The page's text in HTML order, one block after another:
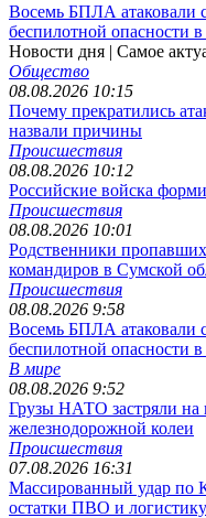
Восемь БПЛА атаковали
беспилотной опасности
Новости дня | Самое
Общество
08.08.2026 10:15
Почему прекратились
назвали причины
Происшествия
08.08.2026 10:12
Российские войска
Происшествия
08.08.2026 10:01
Родственники
командиров в Сумской
Происшествия
08.08.2026 9:58
Восемь БПЛА атаковали
беспилотной опасности
В мире
08.08.2026 9:52
Грузы НАТО застряли на
железнодорожной колеи
Происшествия
07.08.2026 16:31
Массированный удар по
остатки ПВО и логистику